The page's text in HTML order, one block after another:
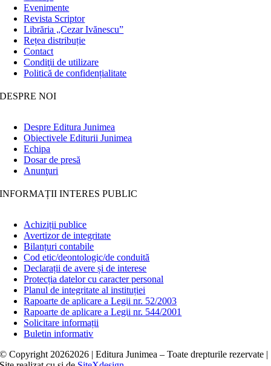
Evenimente
Revista Scriptor
Librăria „Cezar Ivănescu”
Rețea distribuție
Contact
Condiţii de utilizare
Politică de confidențialitate
DESPRE NOI
Despre Editura Junimea
Obiectivele Editurii Junimea
Echipa
Dosar de presă
Anunţuri
INFORMAȚII INTERES PUBLIC
Achiziții publice
Avertizor de integritate
Bilanțuri contabile
Cod etic/deontologic/de conduită
Declarații de avere și de interese
Protecția datelor cu caracter personal
Planul de integritate al instituției
Rapoarte de aplicare a Legii nr. 52/2003
Rapoarte de aplicare a Legii nr. 544/2001
Solicitare informații
Buletin informativ
© Copyright20262026 | Editura Junimea – Toate drepturile rezervate |